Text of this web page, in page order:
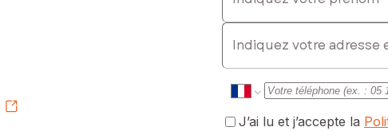
E-mail
J’ai lu et j’accepte la